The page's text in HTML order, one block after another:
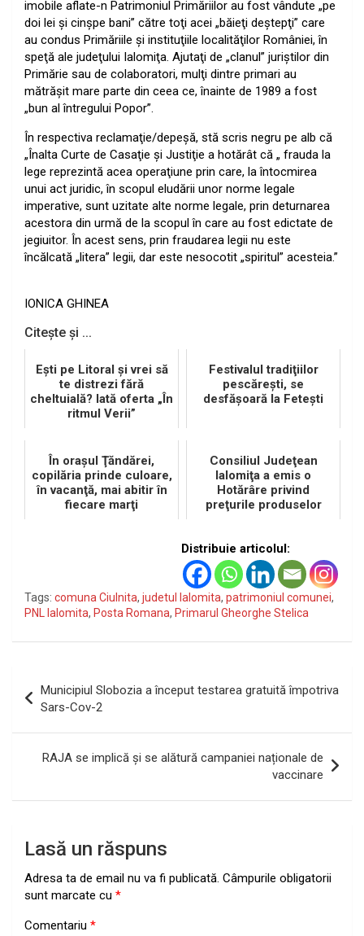
imobile aflate-n Patrimoniul Primăriilor au fost vândute „pe
doi lei şi cinşpe bani” către toţi acei „băieţi deştepţi” care
au condus Primăriile şi instituţiile localităţilor României, în
speţă ale judeţului Ialomiţa. Ajutaţi de „clanul” juriştilor din
Primărie sau de colaboratori, mulţi dintre primari au
mătrăşit mare parte din ceea ce, înainte de 1989 a fost
„bun al întregului Popor”.
În respectiva reclamaţie/depeşă, stă scris negru pe alb că
„Înalta Curte de Casaţie şi Justiţie a hotărât că „ frauda la
lege reprezintă acea operaţiune prin care, la întocmirea
unui act juridic, în scopul eludării unor norme legale
imperative, sunt uzitate alte norme legale, prin deturnarea
acestora din urmă de la scopul în care au fost edictate de
jegiuitor. În acest sens, prin fraudarea legii nu este
încălcată „litera” legii, dar este nesocotit „spiritul” acesteia.”
IONICA GHINEA
Citește și ...
Eşti pe Litoral şi vrei să
te distrezi fără
cheltuială? Iată oferta „În
ritmul Verii”
Festivalul tradiţiilor
pescăreşti, se
desfăşoară la Feteşti
În oraşul Ţăndărei,
copilăria prinde culoare,
în vacanţă, mai abitir în
fiecare marţi
Consiliul Judeţean
Ialomiţa a emis o
Hotărâre privind
preţurile produselor
Distribuie articolul:
Tags: comuna Ciulnita, judetul Ialomita, patrimoniul comunei,
PNL Ialomita, Posta Romana, Primarul Gheorghe Stelica
în
articole
Municipiul Slobozia a început testarea gratuită împotriva
Sars-Cov-2
RAJA se implică și se alătură campaniei naționale de
vaccinare
Lasă un răspuns
Adresa ta de email nu va fi publicată. Câmpurile obligatorii
sunt marcate cu *
Comentariu *